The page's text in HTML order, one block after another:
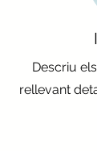
Descriu
rellevant